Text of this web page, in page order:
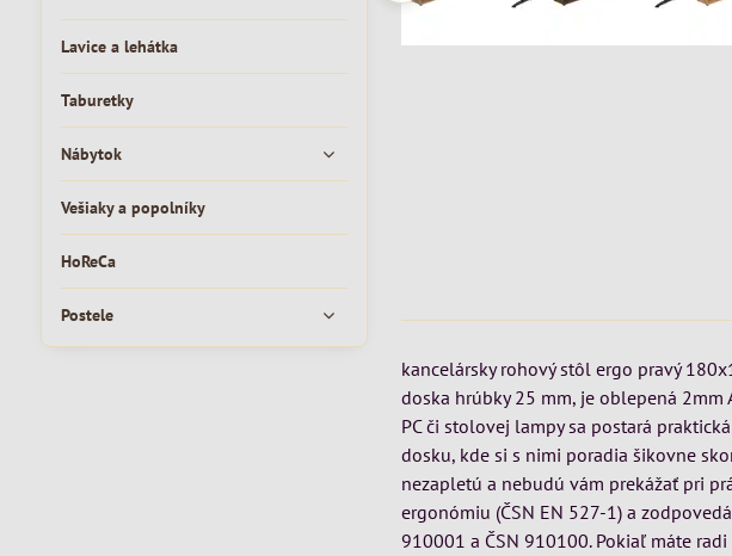
kancelársky rohový stôl ergo pravý
doska hrúbky 25 mm, je oblepená 2mm
PC či stolovej lampy sa postará
dosku, kde si s nimi poradia šikovne
nezapletú a nebudú vám prekážať pri
ergonómiu (ČSN EN 527-1) a
910001 a ČSN 910100. Pokiaľ máte
Lavice a lehátka
Taburetky
Nábytok
Vešiaky a popolníky
HoReCa
Postele